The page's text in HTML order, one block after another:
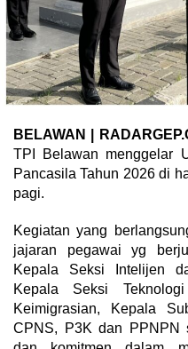
BELAWAN |
TPI Belawan menggelar
Pancasila Tahun 2026 di
pagi.
Kegiatan yang
jajaran pegawai yg
Kepala Seksi Intelijen
Kepala Seksi
Keimigrasian, Kepala
CPNS, P3K dan PPNPN